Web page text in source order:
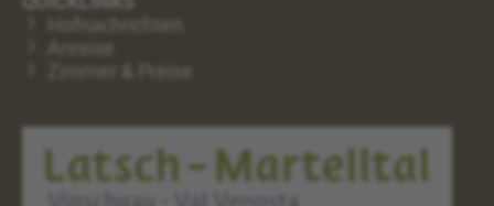
Hofnachrichten
Anreise
Zimmer & Preise